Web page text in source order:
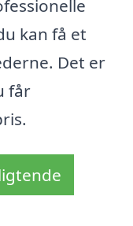
kan få et
Det er
får